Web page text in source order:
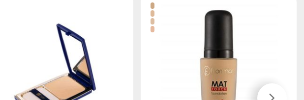
کانسیلر تاپ فیس دارای پوشش و کاور بسیار بالایی می باشد و به راحتی
دهد و بافتی یکدست از پوست را به نمایش می گذارد. این
دارای
استفاده نشده است. برای انواع پوست مناسب می باشد و باعث بروز حساسیت
وجود ترکیبات رطوبت رسان قوی در فرمولاسیون این کانسیلر دور چشم،
محصول شاداب کننده و طراوت بخش پوست نیز می باشد.
پوشش و کاور این کانسیلر به گونه ای است که می توانید از آن برای کاور
و طبیعی می باشد که طیف رنگی متنوعی را در بر می گیرد.